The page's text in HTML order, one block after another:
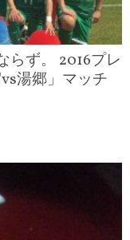
らず。 2016プレ
湯郷」マッチ